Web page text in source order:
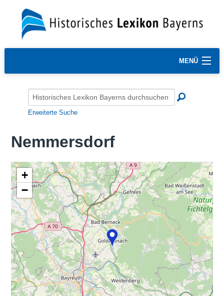
MENÜ
Erweiterte Suche
Nemmersdorf
+
−